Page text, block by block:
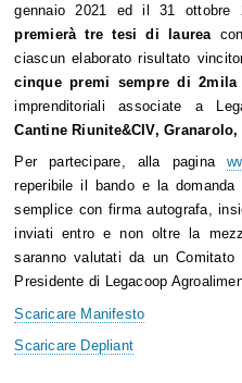
gennaio 2021 ed il 31 ottobre
premierà tre tesi di laurea
ciascun elaborato risultato
cinque premi sempre di 2mila
imprenditoriali associate a
Cantine Riunite&CIV,
Per partecipare, alla pagina
reperibile il bando e la
semplice con firma autografa,
inviati entro e non oltre la
saranno valutati da un Comitato
Presidente di Legacoop
Scaricare Manifesto
Scaricare Depliant